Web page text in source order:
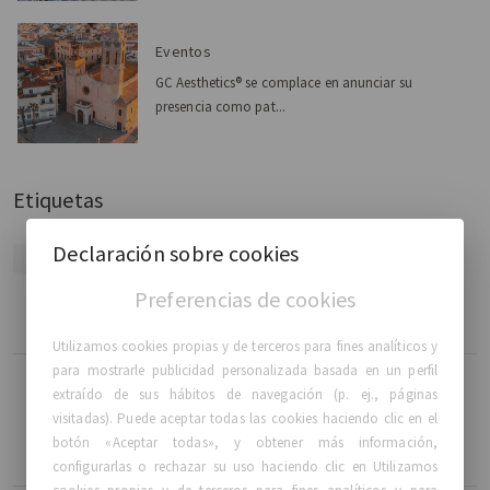
Eventos
GC Aesthetics® se complace en anunciar su
presencia como pat...
Etiquetas
EVENTS CONGRESS ISAPS
Leer más
GC Aesthetics® se complace en participar como
patrocinador Platinum en el Congreso SOFCEP
Declaración sobre cookies
Preferencias de cookies
Utilizamos cookies propias y de terceros para fines analíticos y
para mostrarle publicidad personalizada basada en un perfil
extraído de sus hábitos de navegación (p. ej., páginas
visitadas). Puede aceptar todas las cookies haciendo clic en el
botón «Aceptar todas», y obtener más información,
configurarlas o rechazar su uso haciendo clic en Utilizamos